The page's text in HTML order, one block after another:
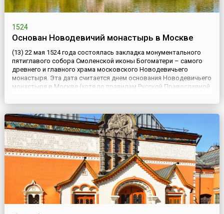
1524
Основан Новодевичий монастырь в Москве
(13) 22 мая 1524 года состоялась закладка монументального
пятиглавого собора Смоленской иконы Богоматери – самого
древнего и главного храма московского Новодевичьего
монастыря. Эта дата считается днем основания Новодевичьего
монастыря в Москве (хотя по правилам Русской Православной
обету великого князя Московского Василия III Ивановича ...